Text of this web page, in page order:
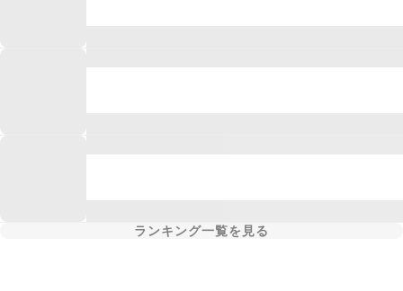
ランキング一覧を見る